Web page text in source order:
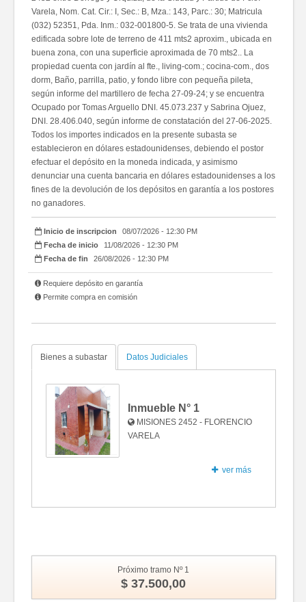
Varela, Nom. Cat. Cir.: I, Sec.: B, Mza.: 143, Parc.: 30; Matricula
(032) 52351, Pda. Inm.: 032-001800-5. Se trata de una vivienda
edificada sobre lote de terreno de 411 mts2 aproxim., ubicada en
buena zona, con una superficie aproximada de 70 mts2.. La
propiedad cuenta con jardín al fte., living-com.; cocina-com., dos
dorm, Baño, parrilla, patio, y fondo libre con pequeña pileta,
según informe del martillero de fecha 27-09-24; y se encuentra
Ocupado por Tomas Arguello DNI. 45.073.237 y Sabrina Ojuez,
DNI. 28.406.040, según informe de constatación del 27-06-2025.
Todos los importes indicados en la presente subasta se
establecieron en dólares estadounidenses, debiendo el postor
efectuar el depósito en la moneda indicada, y asimismo
denunciar una cuenta bancaria en dólares estadounidenses a los
fines de la devolución de los depósitos en garantía a los postores
no ganadores.
Inicio de inscripcion
08/07/2026 - 12:30 PM
Fecha de inicio
11/08/2026 - 12:30 PM
Fecha de fin
26/08/2026 - 12:30 PM
Requiere depósito en garantía
Permite compra en comisión
Bienes a subastar Datos Judiciales
Inmueble N° 1
MISIONES 2452 - FLORENCIO
VARELA
ver más
Próximo tramo Nº 1
$ 37.500,00